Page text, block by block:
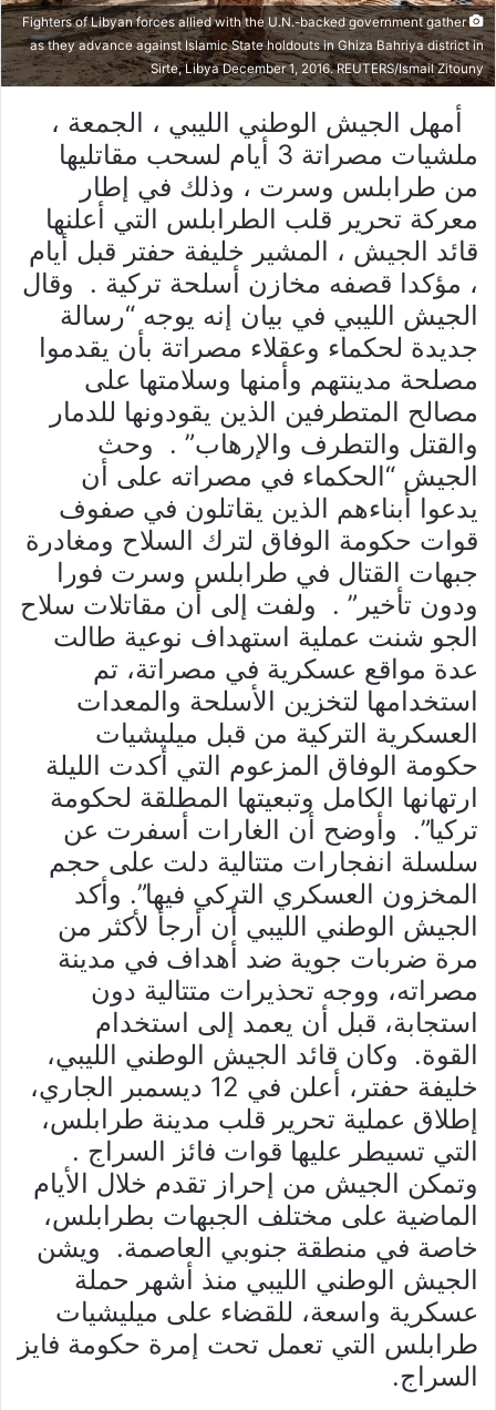
Fighters of Libyan forces allied with the U.N.-backed government gather
as they advance against Islamic State holdouts in Ghiza Bahriya district in
Sirte, Libya December 1, 2016. REUTERS/Ismail Zitouny
أمهل الجيش الوطني الليبي ، الجمعة ،
ملشيات مصراتة 3 أيام لسحب مقاتليها
من طرابلس وسرت ، وذلك في إطار
معركة تحرير قلب الطرابلس التي أعلنها
قائد الجيش ، المشير خليفة حفتر قبل أيام
، مؤكدا قصفه مخازن أسلحة تركية . وقال
الجيش الليبي في بيان إنه يوجه “رسالة
جديدة لحكماء وعقلاء مصراتة بأن يقدموا
مصلحة مدينتهم وأمنها وسلامتها على
مصالح المتطرفين الذين يقودونها للدمار
والقتل والتطرف والإرهاب” . وحث
الجيش “الحكماء في مصراته على أن
يدعوا أبناءهم الذين يقاتلون في صفوف
قوات حكومة الوفاق لترك السلاح ومغادرة
جبهات القتال في طرابلس وسرت فورا
ودون تأخير” . ولفت إلى أن مقاتلات سلاح
الجو شنت عملية استهداف نوعية طالت
عدة مواقع عسكرية في مصراتة، تم
استخدامها لتخزين الأسلحة والمعدات
العسكرية التركية من قبل ميليشيات
حكومة الوفاق المزعوم التي أكدت الليلة
ارتهانها الكامل وتبعيتها المطلقة لحكومة
تركيا”. وأوضح أن الغارات أسفرت عن
سلسلة انفجارات متتالية دلت على حجم
المخزون العسكري التركي فيها”. وأكد
الجيش الوطني الليبي أن أرجأ لأكثر من
مرة ضربات جوية ضد أهداف في مدينة
مصراته، ووجه تحذيرات متتالية دون
استجابة، قبل أن يعمد إلى استخدام
القوة. وكان قائد الجيش الوطني الليبي،
خليفة حفتر، أعلن في 12 ديسمبر الجاري،
إطلاق عملية تحرير قلب مدينة طرابلس،
التي تسيطر عليها قوات فائز السراج .
وتمكن الجيش من إحراز تقدم خلال الأيام
الماضية على مختلف الجبهات بطرابلس،
خاصة في منطقة جنوبي العاصمة. ويشن
الجيش الوطني الليبي منذ أشهر حملة
عسكرية واسعة، للقضاء على ميليشيات
طرابلس التي تعمل تحت إمرة حكومة فايز
السراج.